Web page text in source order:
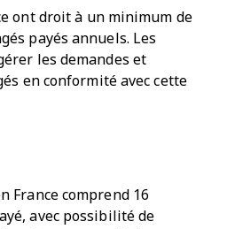
ont droit à un minimum de
payés annuels. Les
les demandes et
en conformité avec cette
France comprend 16
avec possibilité de